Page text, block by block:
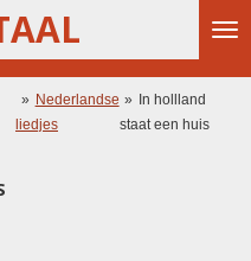
» Nederlandse
liedjes
»
In hollland
staat een huis